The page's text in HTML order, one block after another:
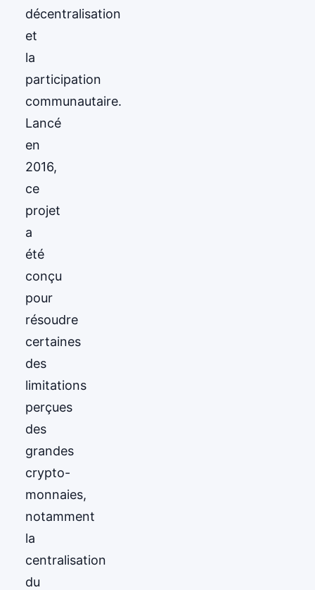
décentralisation
et
la
participation
communautaire.
Lancé
en
2016,
ce
projet
a
été
conçu
pour
résoudre
certaines
des
limitations
perçues
des
grandes
crypto-
monnaies,
notamment
la
centralisation
du